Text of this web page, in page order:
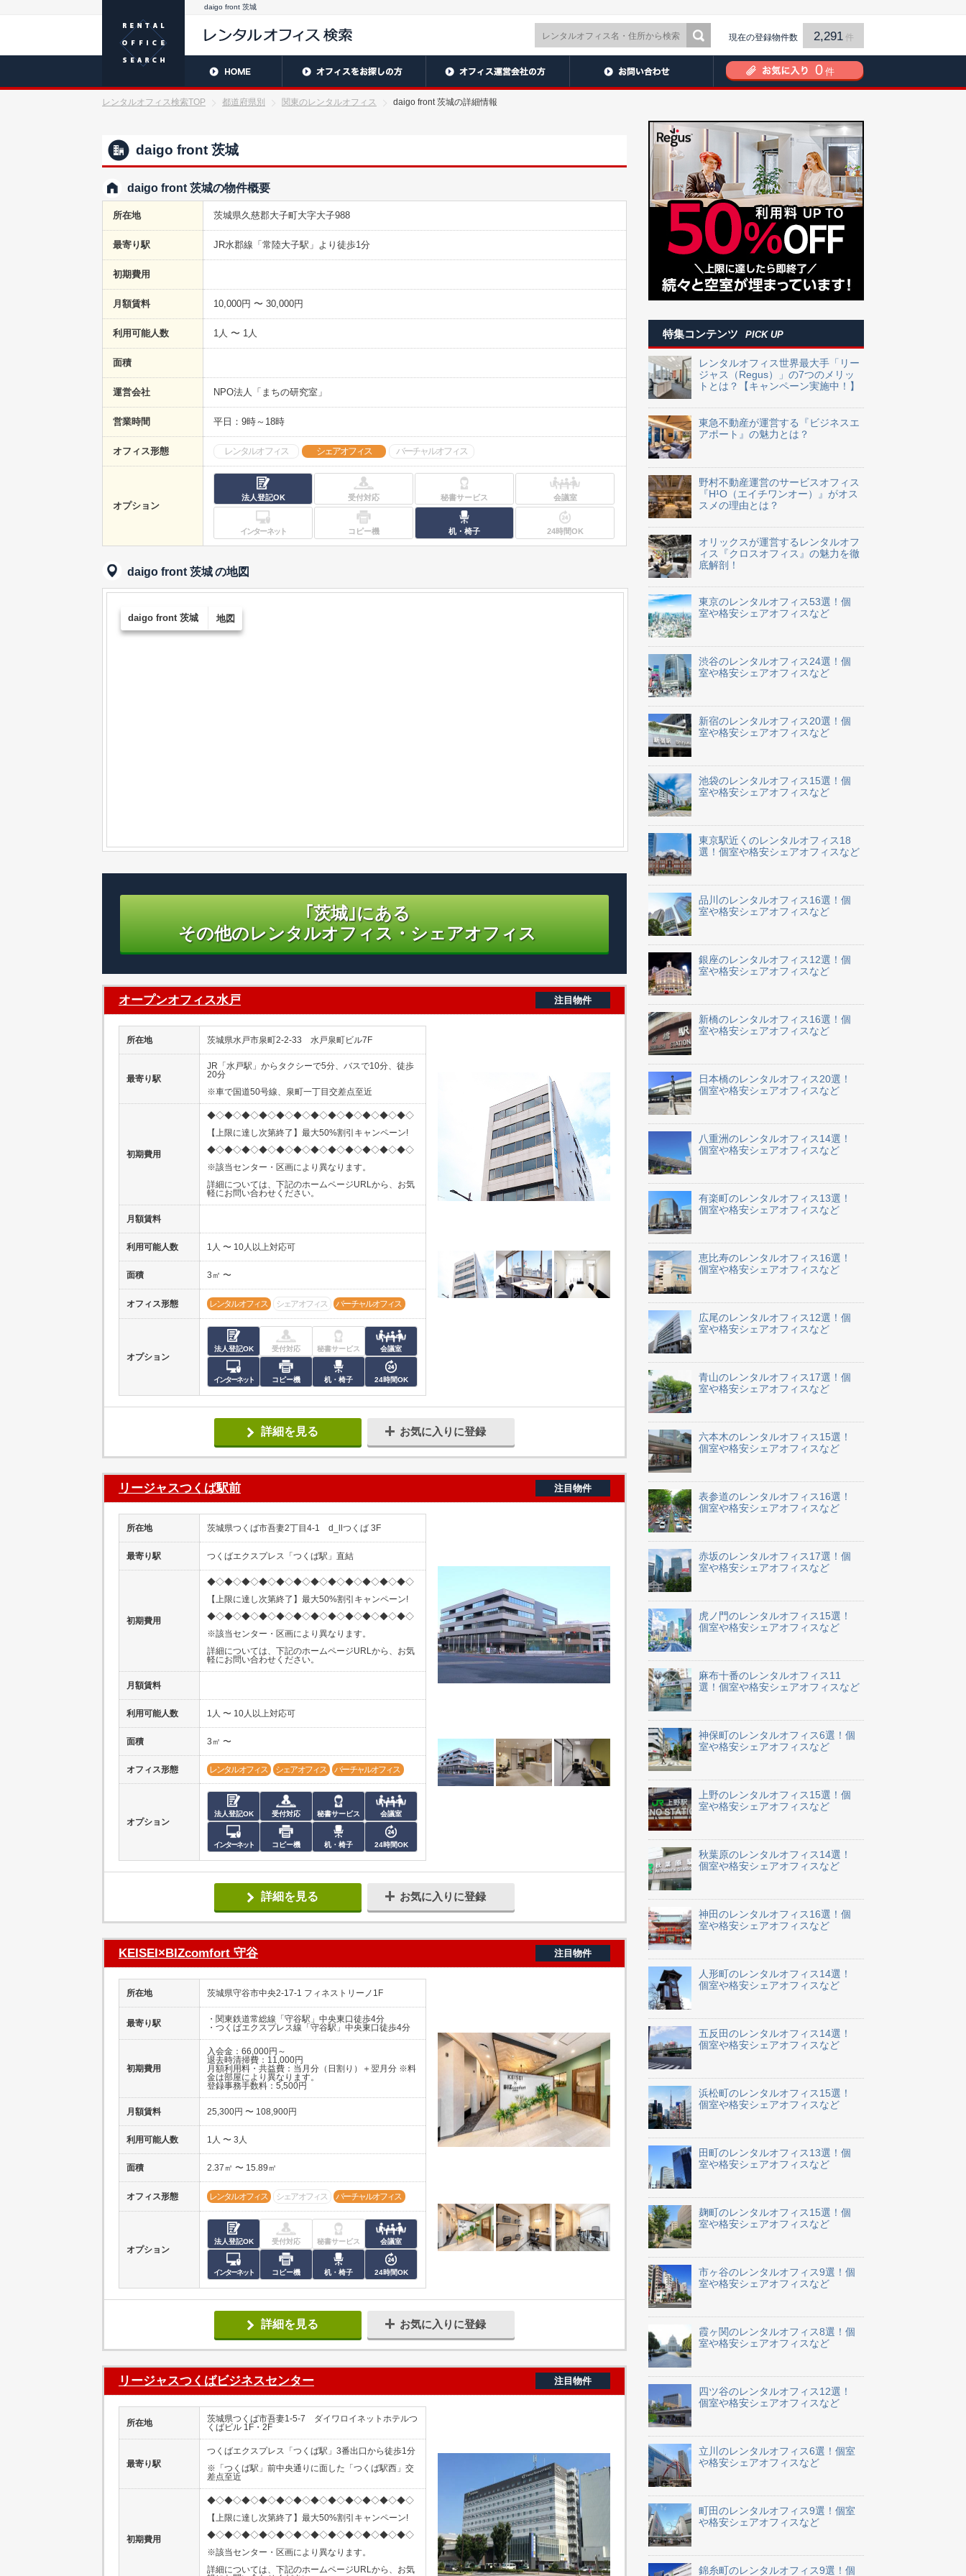
daigo front 茨城
現在の登録物件数 2,291 件
0 件
レンタルオフィス検索TOP 都道府県別 関東のレンタルオフィス daigo front 茨城の詳細情報
daigo front 茨城
daigo front 茨城の物件概要
所在地 茨城県久慈郡大子町大字大子988
最寄り駅 JR水郡線「常陸大子駅」より徒歩1分
初期費用
月額賃料 10,000円 〜 30,000円
利用可能人数 1人 〜 1人
面積
運営会社 NPO法人「まちの研究室」
営業時間 平日：9時～18時
オフィス形態 レンタルオフィス シェアオフィス バーチャルオフィス
オプション
法人登記OK 受付対応 秘書サービス 会議室
インターネット コピー機 机・椅子 24時間OK
daigo front 茨城の地図
daigo front 茨城 地図
｢茨城｣にある
その他のレンタルオフィス・シェアオフィス
オープンオフィス水戸 注目物件
所在地 茨城県水戸市泉町2-2-33 水戸泉町ビル7F
最寄り駅
JR「水戸駅」からタクシーで5分、バスで10分、徒歩
20分
※車で国道50号線、泉町一丁目交差点至近
初期費用
◆◇◆◇◆◇◆◇◆◇◆◇◆◇◆◇◆◇◆◇◆◇◆◇
【上限に達し次第終了】最大50%割引キャンペーン!
◆◇◆◇◆◇◆◇◆◇◆◇◆◇◆◇◆◇◆◇◆◇◆◇
※該当センター・区画により異なります。
詳細については、下記のホームページURLから、お気
軽にお問い合わせください。
月額賃料
利用可能人数 1人 〜 10人以上対応可
面積 3㎡ 〜
オフィス形態 レンタルオフィス シェアオフィス バーチャルオフィス
オプション
法人登記OK 受付対応 秘書サービス 会議室
インターネット コピー機 机・椅子 24時間OK
詳細を見る お気に入りに登録
リージャスつくば駅前 注目物件
所在地 茨城県つくば市吾妻2丁目4-1 d_llつくば 3F
最寄り駅 つくばエクスプレス「つくば駅」直結
初期費用
◆◇◆◇◆◇◆◇◆◇◆◇◆◇◆◇◆◇◆◇◆◇◆◇
【上限に達し次第終了】最大50%割引キャンペーン!
◆◇◆◇◆◇◆◇◆◇◆◇◆◇◆◇◆◇◆◇◆◇◆◇
※該当センター・区画により異なります。
詳細については、下記のホームページURLから、お気
軽にお問い合わせください。
月額賃料
利用可能人数 1人 〜 10人以上対応可
面積 3㎡ 〜
オフィス形態 レンタルオフィス シェアオフィス バーチャルオフィス
オプション
法人登記OK 受付対応 秘書サービス 会議室
インターネット コピー機 机・椅子 24時間OK
詳細を見る お気に入りに登録
KEISEI×BIZcomfort 守谷 注目物件
所在地 茨城県守谷市中央2-17-1 フィネストリーノ1F
最寄り駅
・関東鉄道常総線「守谷駅」中央東口徒歩4分
・つくばエクスプレス線「守谷駅」中央東口徒歩4分
初期費用
入会金：66,000円～
退去時清掃費：11,000円
月額利用料・共益費：当月分（日割り）＋翌月分 ※料
金は部屋により異なります。
登録事務手数料：5,500円
月額賃料 25,300円 〜 108,900円
利用可能人数 1人 〜 3人
面積 2.37㎡ 〜 15.89㎡
オフィス形態 レンタルオフィス シェアオフィス バーチャルオフィス
オプション
法人登記OK 受付対応 秘書サービス 会議室
インターネット コピー機 机・椅子 24時間OK
詳細を見る お気に入りに登録
リージャスつくばビジネスセンター 注目物件
所在地
茨城県つくば市吾妻1-5-7 ダイワロイネットホテルつ
くばビル 1F・2F
最寄り駅
つくばエクスプレス「つくば駅」3番出口から徒歩1分
※「つくば駅」前中央通りに面した「つくば駅西」交
差点至近
初期費用
◆◇◆◇◆◇◆◇◆◇◆◇◆◇◆◇◆◇◆◇◆◇◆◇
【上限に達し次第終了】最大50%割引キャンペーン!
◆◇◆◇◆◇◆◇◆◇◆◇◆◇◆◇◆◇◆◇◆◇◆◇
※該当センター・区画により異なります。
詳細については、下記のホームページURLから、お気
特集コンテンツ PICK UP
レンタルオフィス世界最大手「リー
ジャス（Regus）」の7つのメリッ
トとは？【キャンペーン実施中！】
東急不動産が運営する『ビジネスエ
アポート』の魅力とは？
野村不動産運営のサービスオフィス
『H¹O（エイチワンオー）』がオス
スメの理由とは？
オリックスが運営するレンタルオフ
ィス『クロスオフィス』の魅力を徹
底解剖！
東京のレンタルオフィス53選！個
室や格安シェアオフィスなど
渋谷のレンタルオフィス24選！個
室や格安シェアオフィスなど
新宿のレンタルオフィス20選！個
室や格安シェアオフィスなど
池袋のレンタルオフィス15選！個
室や格安シェアオフィスなど
東京駅近くのレンタルオフィス18
選！個室や格安シェアオフィスなど
品川のレンタルオフィス16選！個
室や格安シェアオフィスなど
銀座のレンタルオフィス12選！個
室や格安シェアオフィスなど
新橋のレンタルオフィス16選！個
室や格安シェアオフィスなど
日本橋のレンタルオフィス20選！
個室や格安シェアオフィスなど
八重洲のレンタルオフィス14選！
個室や格安シェアオフィスなど
有楽町のレンタルオフィス13選！
個室や格安シェアオフィスなど
恵比寿のレンタルオフィス16選！
個室や格安シェアオフィスなど
広尾のレンタルオフィス12選！個
室や格安シェアオフィスなど
青山のレンタルオフィス17選！個
室や格安シェアオフィスなど
六本木のレンタルオフィス15選！
個室や格安シェアオフィスなど
表参道のレンタルオフィス16選！
個室や格安シェアオフィスなど
赤坂のレンタルオフィス17選！個
室や格安シェアオフィスなど
虎ノ門のレンタルオフィス15選！
個室や格安シェアオフィスなど
麻布十番のレンタルオフィス11
選！個室や格安シェアオフィスなど
神保町のレンタルオフィス6選！個
室や格安シェアオフィスなど
上野のレンタルオフィス15選！個
室や格安シェアオフィスなど
秋葉原のレンタルオフィス14選！
個室や格安シェアオフィスなど
神田のレンタルオフィス16選！個
室や格安シェアオフィスなど
人形町のレンタルオフィス14選！
個室や格安シェアオフィスなど
五反田のレンタルオフィス14選！
個室や格安シェアオフィスなど
浜松町のレンタルオフィス15選！
個室や格安シェアオフィスなど
田町のレンタルオフィス13選！個
室や格安シェアオフィスなど
麹町のレンタルオフィス15選！個
室や格安シェアオフィスなど
市ヶ谷のレンタルオフィス9選！個
室や格安シェアオフィスなど
霞ヶ関のレンタルオフィス8選！個
室や格安シェアオフィスなど
四ツ谷のレンタルオフィス12選！
個室や格安シェアオフィスなど
立川のレンタルオフィス6選！個室
や格安シェアオフィスなど
町田のレンタルオフィス9選！個室
や格安シェアオフィスなど
錦糸町のレンタルオフィス9選！個